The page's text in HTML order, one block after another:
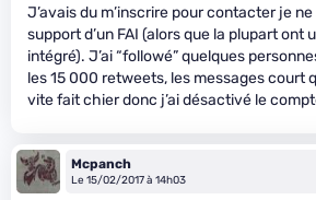
J’avais du m’inscrire pour contacter je
support d’un FAI (alors que la plupart ont
intégré). J’ai “followé” quelques
les 15 000 retweets, les messages court
vite fait chier donc j’ai désactivé le
Mcpanch
Le 15/02/2017 à 14h03